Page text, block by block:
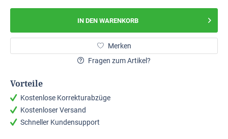
IN DEN WARENKORB
Merken
Fragen zum Artikel?
Vorteile
Kostenlose Korrekturabzüge
Kostenloser Versand
Schneller Kundensupport